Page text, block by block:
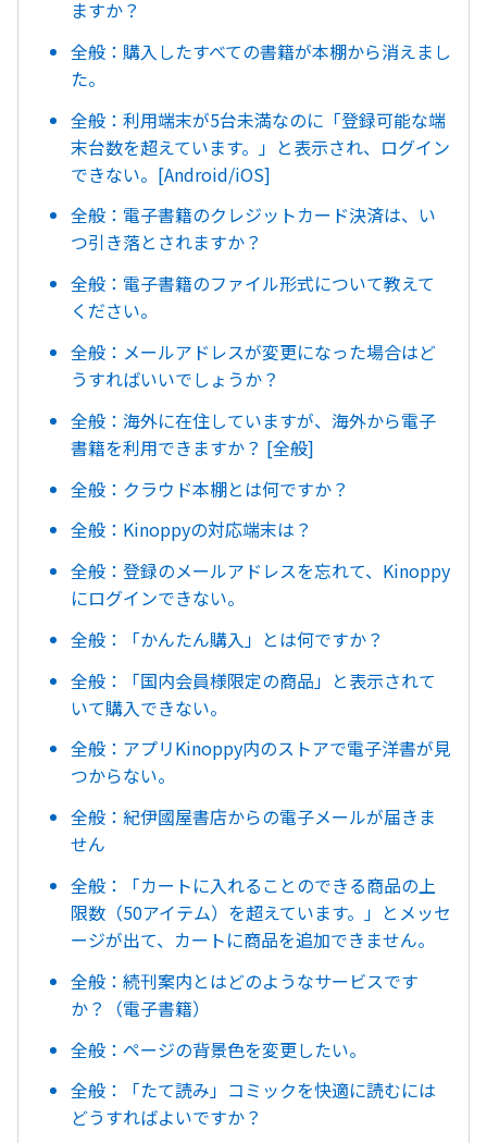
ますか？
全般：購入したすべての書籍が本棚から消えまし
た。
全般：利用端末が5台未満なのに「登録可能な端
末台数を超えています。」と表示され、ログイン
できない。[Android/iOS]
全般：電子書籍のクレジットカード決済は、い
つ引き落とされますか？
全般：電子書籍のファイル形式について教えて
ください。
全般：メールアドレスが変更になった場合はど
うすればいいでしょうか？
全般：海外に在住していますが、海外から電子
書籍を利用できますか？ [全般]
全般：クラウド本棚とは何ですか？
全般：Kinoppyの対応端末は？
全般：登録のメールアドレスを忘れて、Kinoppy
にログインできない。
全般：「かんたん購入」とは何ですか？
全般：「国内会員様限定の商品」と表示されて
いて購入できない。
全般：アプリKinoppy内のストアで電子洋書が見
つからない。
全般：紀伊國屋書店からの電子メールが届きま
せん
全般：「カートに入れることのできる商品の上
限数（50アイテム）を超えています。」とメッセ
ージが出て、カートに商品を追加できません。
全般：続刊案内とはどのようなサービスです
か？（電子書籍）
全般：ページの背景色を変更したい。
全般：「たて読み」コミックを快適に読むには
どうすればよいですか？